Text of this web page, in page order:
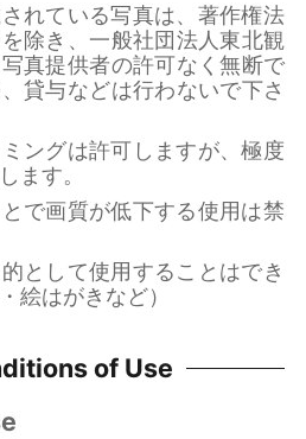
れている写真は、著作権法
除き、一般社団法人東北観
真提供者の許可なく無断で
貸与などは行わないで下さ
ングは許可しますが、極度
ます。
で画質が低下する使用は禁
として使用することはでき
絵はがきなど）
of Use